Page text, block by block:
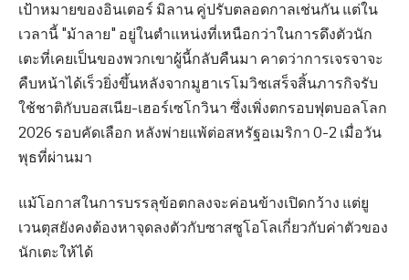
เป้าหมายของอินเตอร์ มิลาน คู่ปรับตลอดกาลเช่นกัน แต่ใน
เวลานี้ "ม้าลาย" อยู่ในตำแหน่งที่เหนือกว่าในการดึงตัวนัก
เตะที่เคยเป็นของพวกเขาผู้นี้กลับคืนมา คาดว่าการเจรจาจะ
คืบหน้าได้เร็วยิ่งขึ้นหลังจากมูฮาเรโมวิชเสร็จสิ้นภารกิจรับ
ใช้ชาติกับบอสเนีย-เฮอร์เซโกวินา ซึ่งเพิ่งตกรอบฟุตบอลโลก
2026 รอบคัดเลือก หลังพ่ายแพ้ต่อสหรัฐอเมริกา 0-2 เมื่อวัน
พุธที่ผ่านมา
แม้โอกาสในการบรรลุข้อตกลงจะค่อนข้างเปิดกว้าง แต่ยู
เวนตุสยังคงต้องหาจุดลงตัวกับซาสซูโอโลเกี่ยวกับค่าตัวของ
นักเตะให้ได้